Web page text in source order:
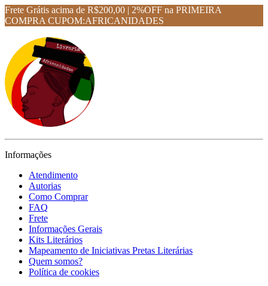
Frete Grátis acima de R$200,00 | 2%OFF na PRIMEIRA
COMPRA CUPOM:AFRICANIDADES
Informações
Atendimento
Autorias
Como Comprar
FAQ
Frete
Informações Gerais
Kits Literários
Mapeamento de Iniciativas Pretas Literárias
Quem somos?
Política de cookies